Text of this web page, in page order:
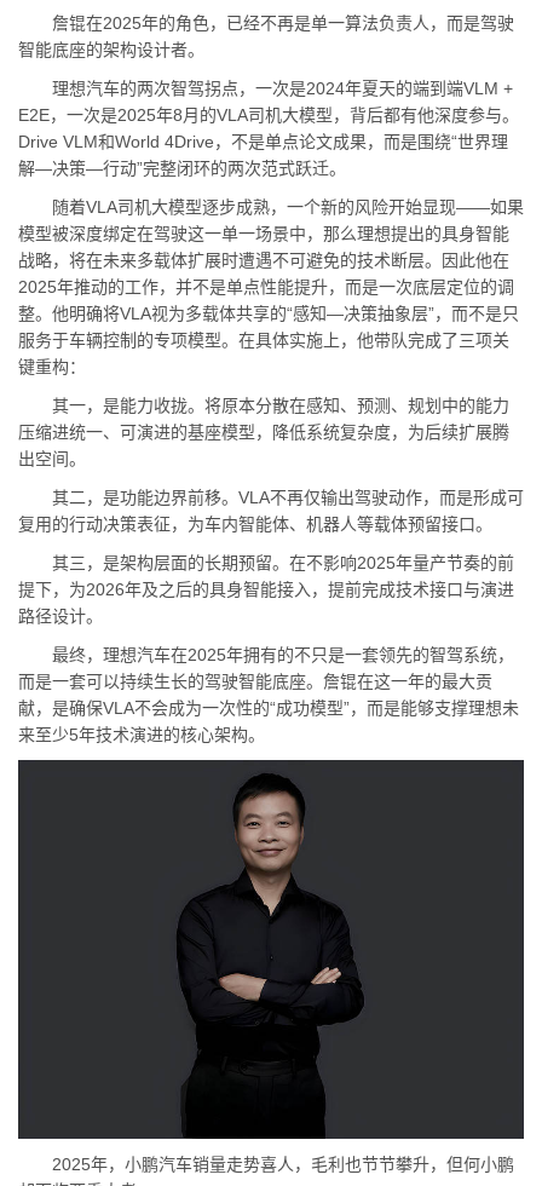
詹锟在2025年的角色，已经不再是单一算法负责人，而是驾驶
智能底座的架构设计者。
理想汽车的两次智驾拐点，一次是2024年夏天的端到端VLM +
E2E，一次是2025年8月的VLA司机大模型，背后都有他深度参与。
Drive VLM和World 4Drive，不是单点论文成果，而是围绕“世界理
解—决策—行动”完整闭环的两次范式跃迁。
随着VLA司机大模型逐步成熟，一个新的风险开始显现——如果
模型被深度绑定在驾驶这一单一场景中，那么理想提出的具身智能
战略，将在未来多载体扩展时遭遇不可避免的技术断层。因此他在
2025年推动的工作，并不是单点性能提升，而是一次底层定位的调
整。他明确将VLA视为多载体共享的“感知—决策抽象层”，而不是只
服务于车辆控制的专项模型。在具体实施上，他带队完成了三项关
键重构：
其一，是能力收拢。将原本分散在感知、预测、规划中的能力
压缩进统一、可演进的基座模型，降低系统复杂度，为后续扩展腾
出空间。
其二，是功能边界前移。VLA不再仅输出驾驶动作，而是形成可
复用的行动决策表征，为车内智能体、机器人等载体预留接口。
其三，是架构层面的长期预留。在不影响2025年量产节奏的前
提下，为2026年及之后的具身智能接入，提前完成技术接口与演进
路径设计。
最终，理想汽车在2025年拥有的不只是一套领先的智驾系统，
而是一套可以持续生长的驾驶智能底座。詹锟在这一年的最大贡
献，是确保VLA不会成为一次性的“成功模型”，而是能够支撑理想未
来至少5年技术演进的核心架构。
2025年，小鹏汽车销量走势喜人，毛利也节节攀升，但何小鹏